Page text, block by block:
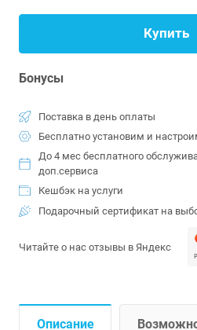
Купить
Бонусы
Поставка в день оплаты
Бесплатно установим и
До 4 мес бесплатного
доп.сервиса
Кешбэк на услуги
Подарочный сертификат на
Читайте о нас отзывы в Яндекс
Описание